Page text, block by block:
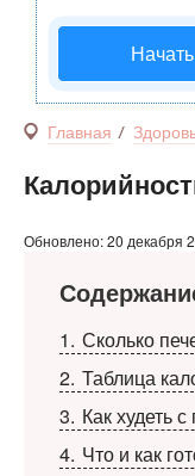
Главная
Обновлено: 20 декабря
1 Сколько
2 Таблица
3 Как худеть
4 Что и как